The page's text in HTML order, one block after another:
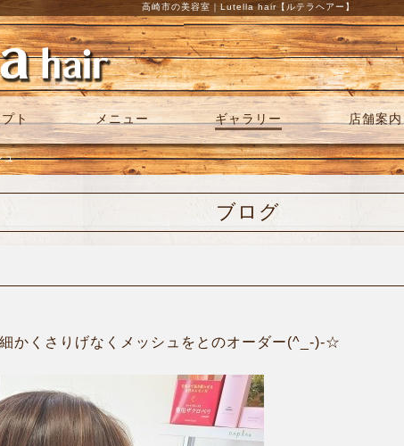
高崎市の美容室｜Lutella hair【ルテラヘアー】
ト メニュー ギャラリー 店舗案内
ュ
ブログ
かくさりげなくメッシュをとのオーダー(^_-)-☆